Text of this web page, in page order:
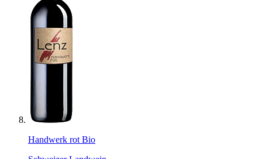
Handwerk rot Bio